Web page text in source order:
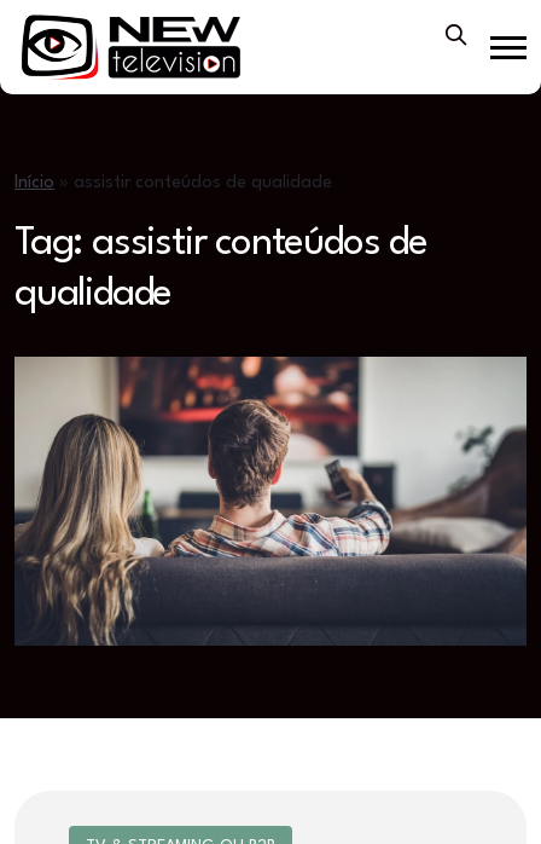
Início » assistir conteúdos de qualidade
Tag: assistir conteúdos de
qualidade